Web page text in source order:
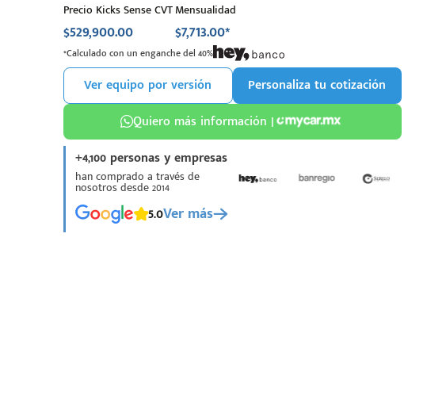
Precio Kicks Sense CVT
$529,900.00
Mensualidad
$7,713.00*
*Calculado con un enganche del 40%
Ver equipo por versión
Personaliza tu cotización
Quiero más información |
+4,100 personas y empresas
han comprado a través de
nosotros desde 2014
5.0Ver más